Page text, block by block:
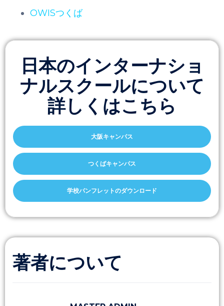
OWISつくば
日本のインターナショ
ナルスクールについて
詳しくはこちら
大阪キャンパス
つくばキャンパス
学校パンフレットのダウンロード
著者について